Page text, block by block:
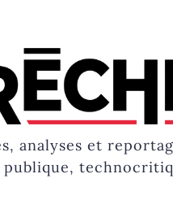
analyses et